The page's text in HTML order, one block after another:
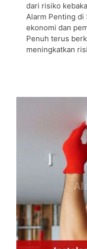
dari risiko
Alarm Penting di
ekonomi dan
Penuh terus
meningkatkan